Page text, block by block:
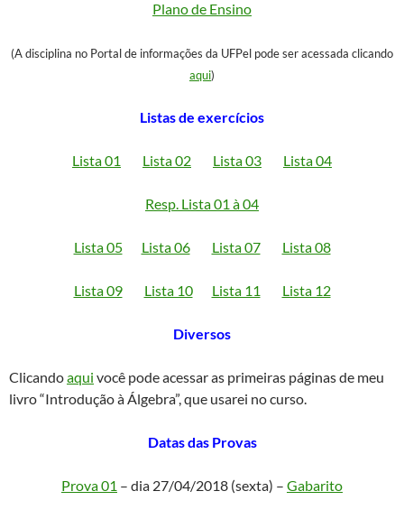
Plano de Ensino
(A disciplina no Portal de informações da UFPel pode ser acessada clicando
aqui)
Listas de exercícios
Lista 01 Lista 02 Lista 03 Lista 04
Resp. Lista 01 à 04
Lista 05 Lista 06 Lista 07 Lista 08
Lista 09 Lista 10 Lista 11 Lista 12
Diversos
Clicandoaqui você pode acessar as primeiras páginas de meu
livro “Introdução à Álgebra”, que usarei no curso.
Datas das Provas
Prova 01 – dia 27/04/2018 (sexta) – Gabarito